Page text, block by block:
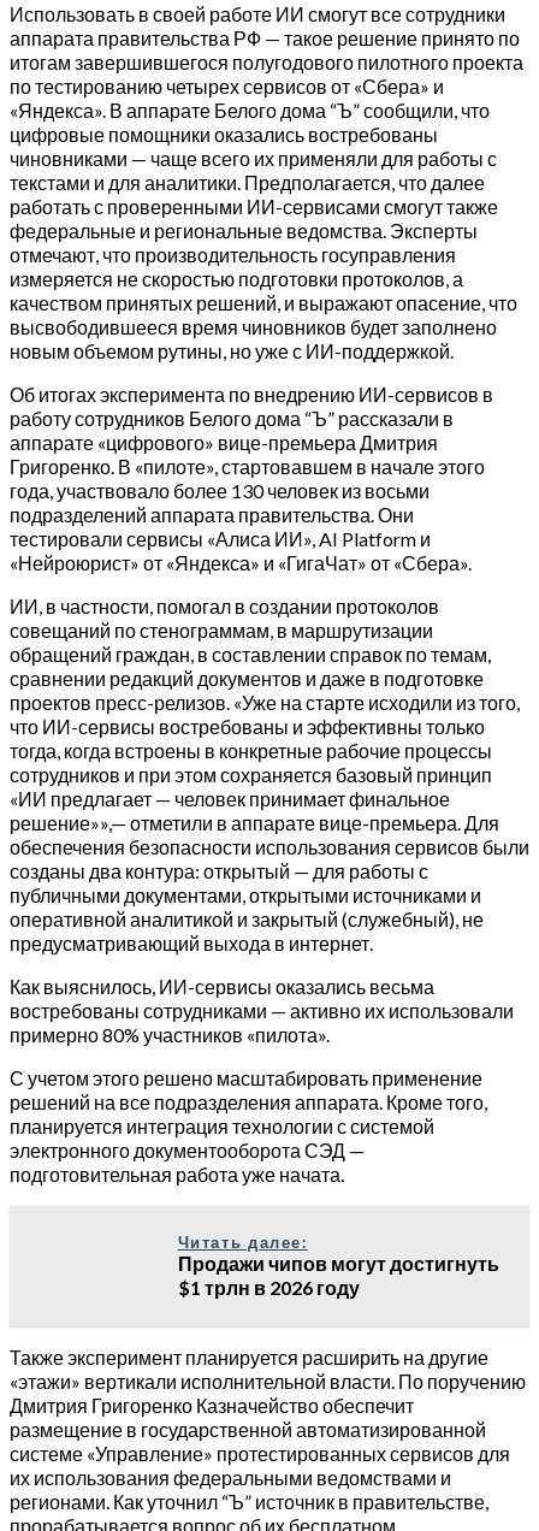
Использовать в своей работе ИИ смогут все сотрудники
аппарата правительства РФ — такое решение принято по
итогам завершившегося полугодового пилотного проекта
по тестированию четырех сервисов от «Сбера» и
«Яндекса». В аппарате Белого дома “Ъ” сообщили, что
цифровые помощники оказались востребованы
чиновниками — чаще всего их применяли для работы с
текстами и для аналитики. Предполагается, что далее
работать с проверенными ИИ-сервисами смогут также
федеральные и региональные ведомства. Эксперты
отмечают, что производительность госуправления
измеряется не скоростью подготовки протоколов, а
качеством принятых решений, и выражают опасение, что
высвободившееся время чиновников будет заполнено
новым объемом рутины, но уже с ИИ-поддержкой.
Об итогах эксперимента по внедрению ИИ-сервисов в
работу сотрудников Белого дома “Ъ” рассказали в
аппарате «цифрового» вице-премьера Дмитрия
Григоренко. В «пилоте», стартовавшем в начале этого
года, участвовало более 130 человек из восьми
подразделений аппарата правительства. Они
тестировали сервисы «Алиса ИИ», AI Platform и
«Нейроюрист» от «Яндекса» и «ГигаЧат» от «Сбера».
ИИ, в частности, помогал в создании протоколов
совещаний по стенограммам, в маршрутизации
обращений граждан, в составлении справок по темам,
сравнении редакций документов и даже в подготовке
проектов пресс-релизов. «Уже на старте исходили из того,
что ИИ-сервисы востребованы и эффективны только
тогда, когда встроены в конкретные рабочие процессы
сотрудников и при этом сохраняется базовый принцип
«ИИ предлагает — человек принимает финальное
решение»»,— отметили в аппарате вице-премьера. Для
обеспечения безопасности использования сервисов были
созданы два контура: открытый — для работы с
публичными документами, открытыми источниками и
оперативной аналитикой и закрытый (служебный), не
предусматривающий выхода в интернет.
Как выяснилось, ИИ-сервисы оказались весьма
востребованы сотрудниками — активно их использовали
примерно 80% участников «пилота».
С учетом этого решено масштабировать применение
решений на все подразделения аппарата. Кроме того,
планируется интеграция технологии с системой
электронного документооборота СЭД —
подготовительная работа уже начата.
Читать далее:
Продажи чипов могут достигнуть
$1 трлн в 2026 году
Также эксперимент планируется расширить на другие
«этажи» вертикали исполнительной власти. По поручению
Дмитрия Григоренко Казначейство обеспечит
размещение в государственной автоматизированной
системе «Управление» протестированных сервисов для
их использования федеральными ведомствами и
регионами. Как уточнил “Ъ” источник в правительстве,
прорабатывается вопрос об их бесплатном